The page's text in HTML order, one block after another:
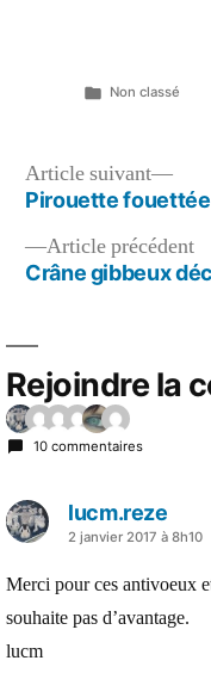
Publié
Non classé
Navigation
de
l’article
Article précédent
Crâne gibbeux
Article suivant
Pirouette
Rejoindre la
10 commentaires
lucm.reze
a
2 janvier 2017 à 8h10
Merci pour ces antivoeux
souhaite pas d’avantage.
lucm